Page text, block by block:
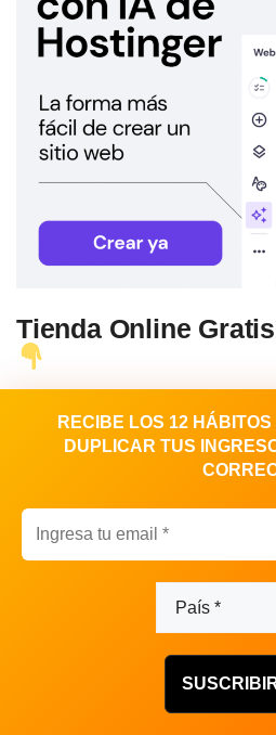
RECIBE LOS 12
DUPLICAR TUS
Tienda Online